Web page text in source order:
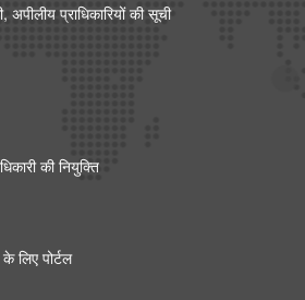
प्राधिकारियों की सूची
की नियुक्ति
लिए पोर्टल